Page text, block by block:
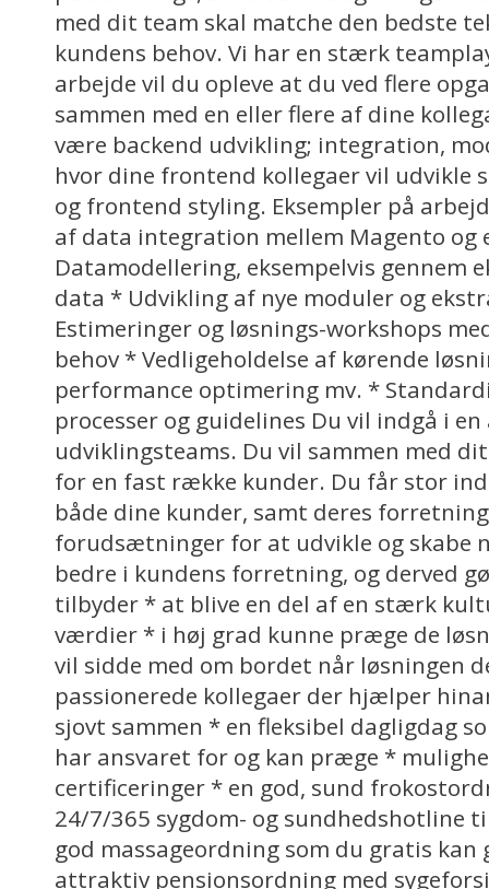
med dit team skal matche den bedste
kundens behov. Vi har en stærk
arbejde vil du opleve at du ved flere
sammen med en eller flere af dine
være backend udvikling; integration,
hvor dine frontend kollegaer vil udvikle
og frontend styling. Eksempler på
af data integration mellem Magento og
Datamodellering, eksempelvis gennem
data * Udvikling af nye moduler og
Estimeringer og løsnings-workshops
behov * Vedligeholdelse af kørende
performance optimering mv. *
processer og guidelines Du vil indgå i en
udviklingsteams. Du vil sammen med
for en fast række kunder. Du får stor
både dine kunder, samt deres
forudsætninger for at udvikle og skabe
bedre i kundens forretning, og derved
tilbyder * at blive en del af en stærk
værdier * i høj grad kunne præge de
vil sidde med om bordet når løsningen
passionerede kollegaer der hjælper
sjovt sammen * en fleksibel dagligdag
har ansvaret for og kan præge *
certificeringer * en god, sund
24/7/365 sygdom- og sundhedshotline
god massageordning som du gratis kan
attraktiv pensionsordning med